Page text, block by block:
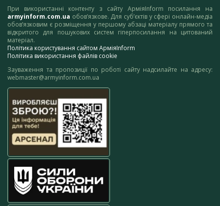
При використанні контенту з сайту АрміяInform посилання на
armyinform.com.ua обов’язкове. Для суб’єктів у сфері онлайн-медіа
обов’язковим є розміщення у першому абзаці матеріалу прямого та
відкритого для пошукових систем гіперпосилання на цитований
матеріал.
Політика користування сайтом АрміяInform
Політика використання файлів cookie
Зауваження та пропозиції по роботі сайту надсилайте на адресу:
webmaster@armyinform.com.ua